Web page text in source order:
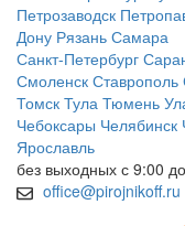
Петрозаводск
Дону Рязань Самара
Санкт-Петербург
Смоленск Ставрополь
Томск Тула Тюмень
Чебоксары Челябинск
Ярославль
без выходных с 9:00
office@pirojnikoff.ru